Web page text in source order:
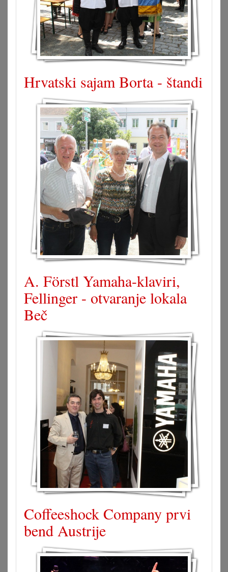
Hrvatski sajam Borta - štandi
A. Förstl Yamaha-klaviri,
Fellinger - otvaranje lokala
Beč
Coffeeshock Company prvi
bend Austrije